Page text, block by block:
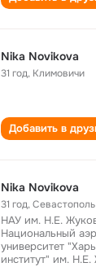
Nika Novikova
31 год, Климовичи
Добавить в
Nika Novikova
31 год,Севастополь
НАУ им. Н.Е.
Национальный
университет
институт" им. Н.Е.